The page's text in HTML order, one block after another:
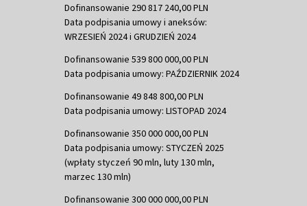
Dofinansowanie 290 817 240,00 PLN
Data podpisania umowy i aneksów:
WRZESIEŃ 2024 i GRUDZIEŃ 2024
Dofinansowanie 539 800 000,00 PLN
Data podpisania umowy: PAŹDZIERNIK 2024
Dofinansowanie 49 848 800,00 PLN
Data podpisania umowy: LISTOPAD 2024
Dofinansowanie 350 000 000,00 PLN
Data podpisania umowy: STYCZEŃ 2025
(wpłaty styczeń 90 mln, luty 130 mln,
marzec 130 mln)
Dofinansowanie 300 000 000,00 PLN